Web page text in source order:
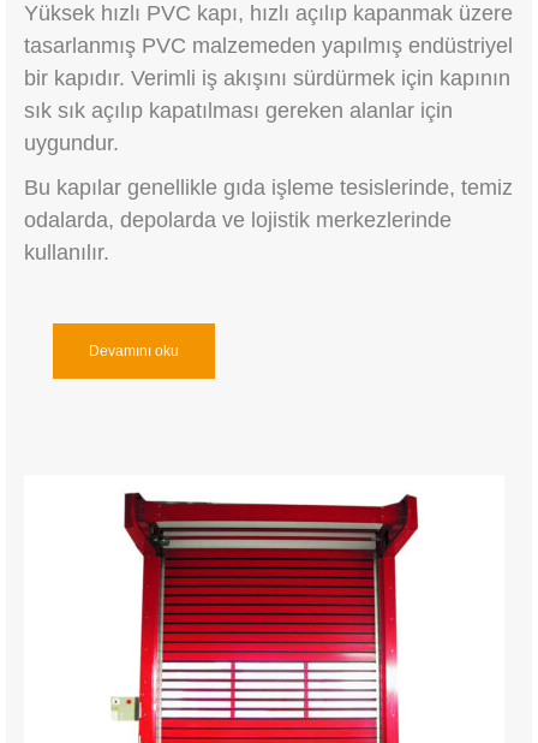
Yüksek hızlı PVC kapı, hızlı açılıp kapanmak üzere
tasarlanmış PVC malzemeden yapılmış endüstriyel
bir kapıdır. Verimli iş akışını sürdürmek için kapının
sık sık açılıp kapatılması gereken alanlar için
uygundur.
Bu kapılar genellikle gıda işleme tesislerinde, temiz
odalarda, depolarda ve lojistik merkezlerinde
kullanılır.
Devamını oku